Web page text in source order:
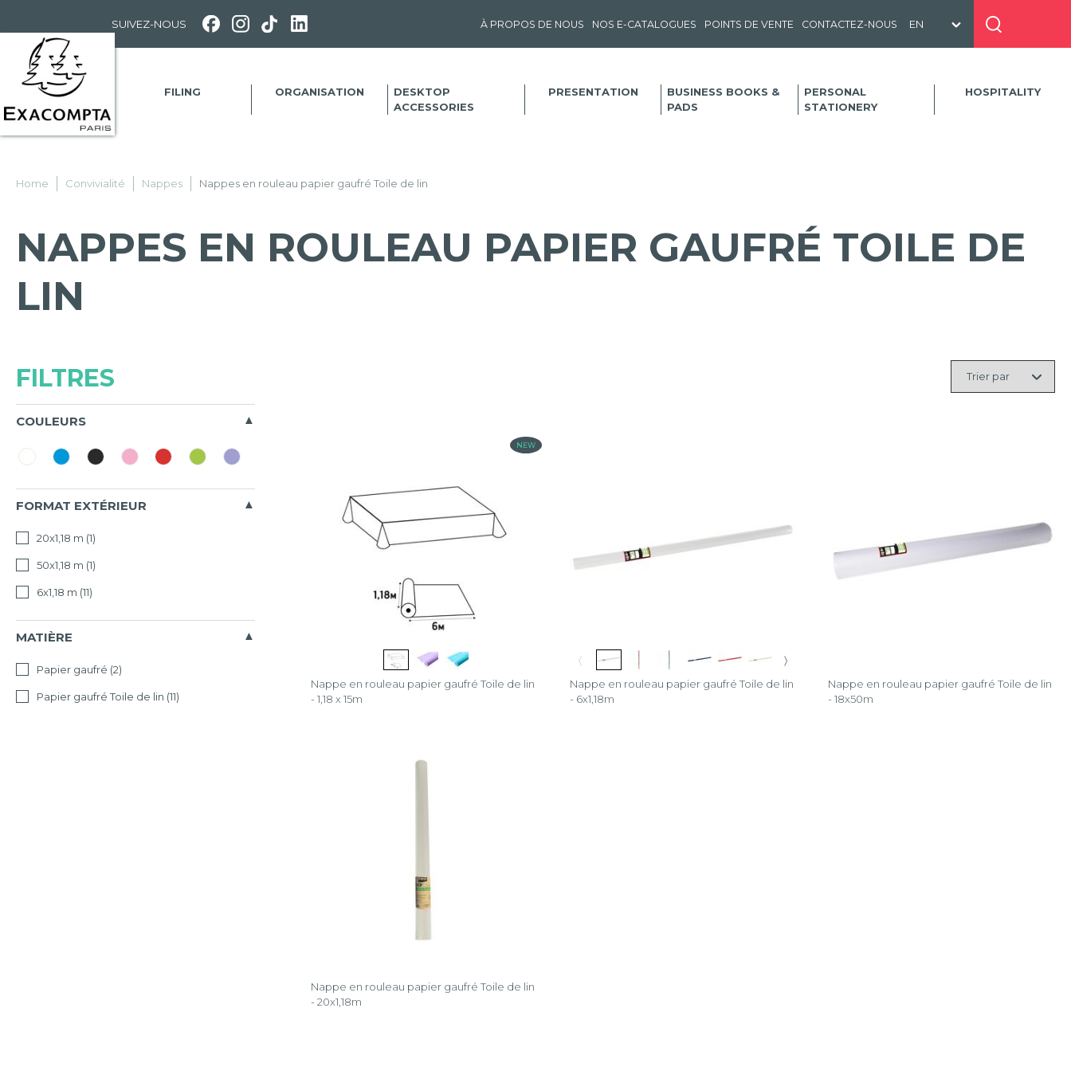
SUIVEZ-NOUS À PROPOS DE NOUS NOS E-CATALOGUES POINTS DE VENTE CONTACTEZ-NOUS
FILING ORGANISATION
DESKTOP
ACCESSORIES
PRESENTATION
BUSINESS BOOKS &
PADS
PERSONAL
STATIONERY
HOSPITALITY
Home Convivialité Nappes Nappes en rouleau papier gaufré Toile de lin
NAPPES EN ROULEAU PAPIER GAUFRÉ TOILE DE
LIN
FILTRES
COULEURS
FORMAT EXTÉRIEUR
20x1,18 m (1)
50x1,18 m (1)
6x1,18 m (11)
MATIÈRE
Papier gaufré (2)
Papier gaufré Toile de lin (11)
NEW
Nappe en rouleau papier gaufré Toile de lin
- 1,18 x 15m
〈
〉
Nappe en rouleau papier gaufré Toile de lin
- 6x1,18m
Nappe en rouleau papier gaufré Toile de lin
- 18x50m
Nappe en rouleau papier gaufré Toile de lin
- 20x1,18m